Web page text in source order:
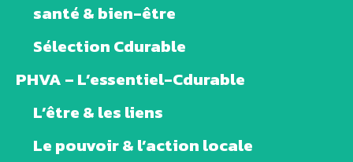
santé & bien-être
Sélection Cdurable
PHVA – L’essentiel-Cdurable
L’être & les liens
Le pouvoir & l’action locale